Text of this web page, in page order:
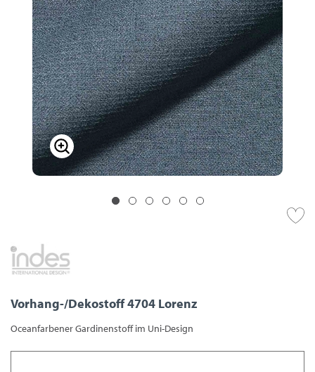
Vorhang-/Dekostoff 4704 Lorenz
Oceanfarbener Gardinenstoff im Uni-Design